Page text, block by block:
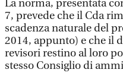
La norma, presentata
7, prevede che il Cda
scadenza naturale del
2014, appunto) e che il
revisori restino al loro
stesso Consiglio di